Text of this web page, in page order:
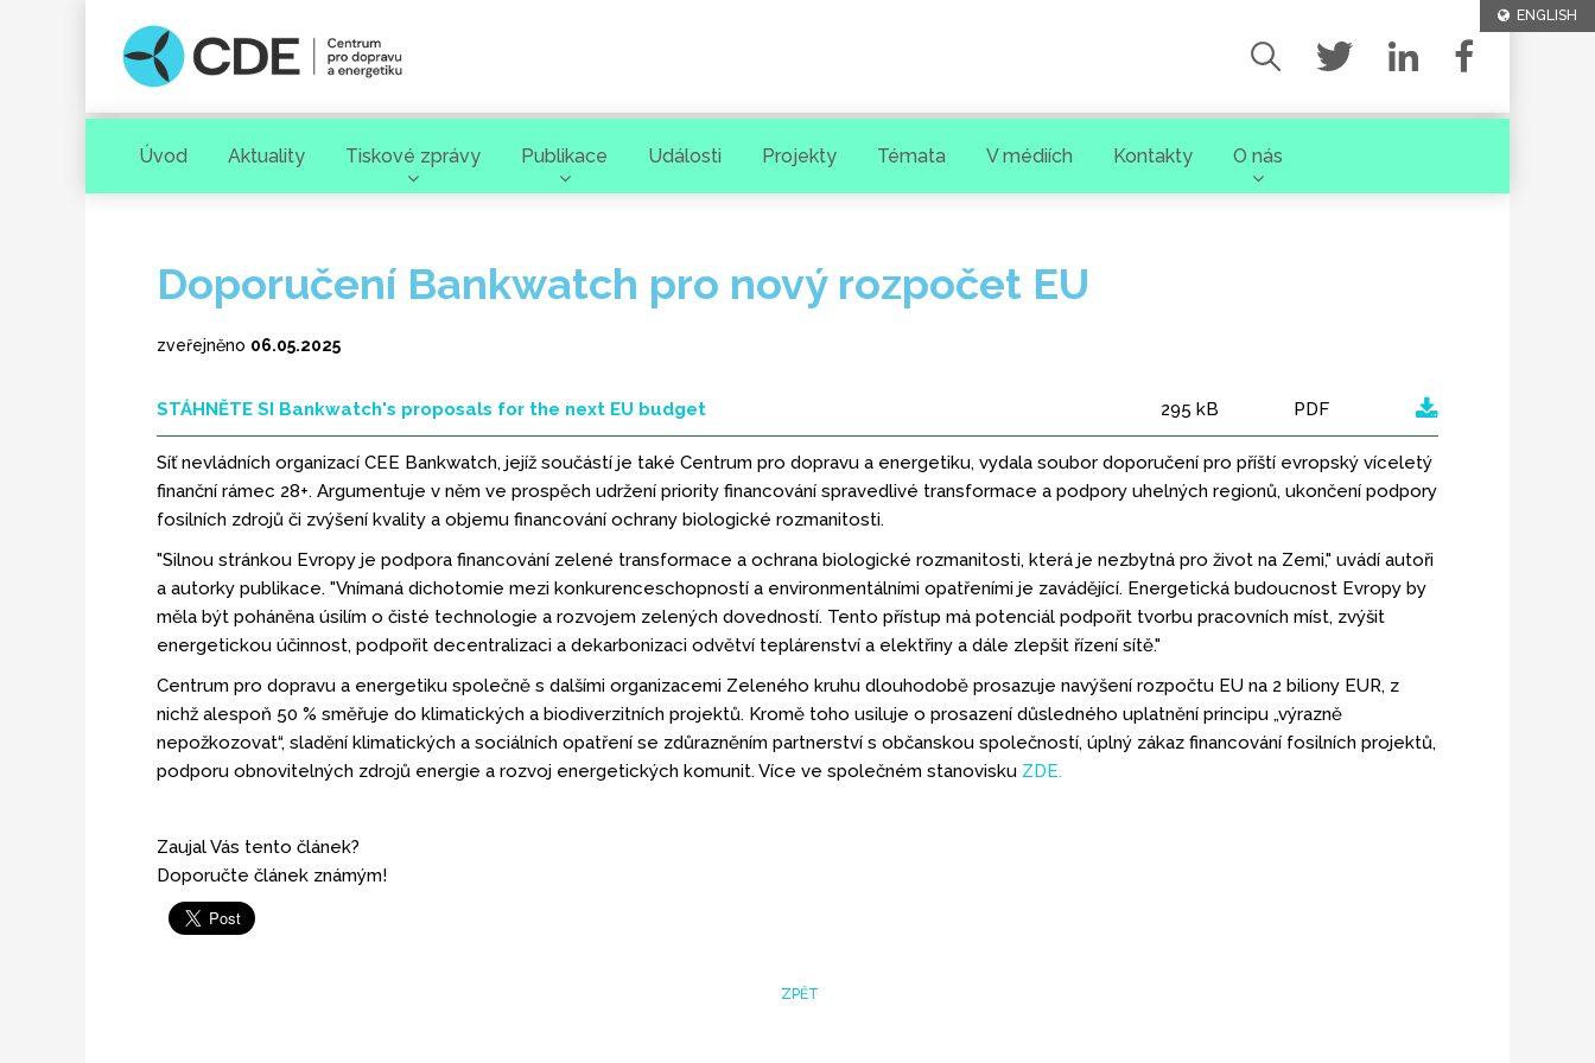
Úvod Aktuality Tiskové zprávy Publikace Události Projekty Témata V médiích Kontakty O nás
ENGLISH
Doporučení Bankwatch pro nový rozpočet EU
zveřejněno 06.05.2025
STÁHNĚTE SI Bankwatch's proposals for the next EU budget 295 kB PDF
Síť nevládních organizací CEE Bankwatch, jejíž součástí je také Centrum pro dopravu a energetiku, vydala soubor doporučení pro příští evropský víceletý
finanční rámec 28+. Argumentuje v něm ve prospěch udržení priority financování spravedlivé transformace a podpory uhelných regionů, ukončení podpory
fosilních zdrojů či zvýšení kvality a objemu financování ochrany biologické rozmanitosti.
"Silnou stránkou Evropy je podpora financování zelené transformace a ochrana biologické rozmanitosti, která je nezbytná pro život na Zemi," uvádí autoři
a autorky publikace. "Vnímaná dichotomie mezi konkurenceschopností a environmentálními opatřeními je zavádějící. Energetická budoucnost Evropy by
měla být poháněna úsilím o čisté technologie a rozvojem zelených dovedností. Tento přístup má potenciál podpořit tvorbu pracovních míst, zvýšit
energetickou účinnost, podpořit decentralizaci a dekarbonizaci odvětví teplárenství a elektřiny a dále zlepšit řízení sítě."
Centrum pro dopravu a energetiku společně s dalšími organizacemi Zeleného kruhu dlouhodobě prosazuje navýšení rozpočtu EU na 2 biliony EUR, z
nichž alespoň 50 % směřuje do klimatických a biodiverzitních projektů. Kromě toho usiluje o prosazení důsledného uplatnění principu „výrazně
nepožkozovat“, sladění klimatických a sociálních opatření se zdůrazněním partnerství s občanskou společností, úplný zákaz financování fosilních projektů,
podporu obnovitelných zdrojů energie a rozvoj energetických komunit. Více ve společném stanovisku ZDE.
Zaujal Vás tento článek?
Doporučte článek známým!
ZPĚT
Hledaný výraz
VYHLEDAT [ zavřít ]